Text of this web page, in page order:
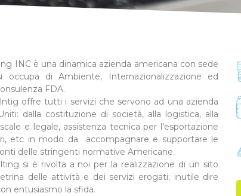
INC è una dinamica azienda americana con sede
di Ambiente, Internazionalizzazione ed
FDA.
offre tutti i servizi che servono ad una azienda
dalla costituzione di società, alla logistica, alla
e legale, assistenza tecnica per l’esportazione
etc in modo da accompagnare e supportare le
delle stringenti normative Americane.
si è rivolta a noi per la realizzazione di un sito
delle attività e dei servizi erogati; inutile dire
entusiasmo la sfida.